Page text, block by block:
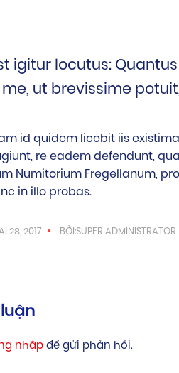
igitur locutus:
me, ut brevissime
id quidem licebit iis
re eadem defendunt,
Numitorium Fregellanum,
in illo probas.
28, 2017 BỞI:SUPER ADMINISTRATOR
nhập để gửi phản hồi.